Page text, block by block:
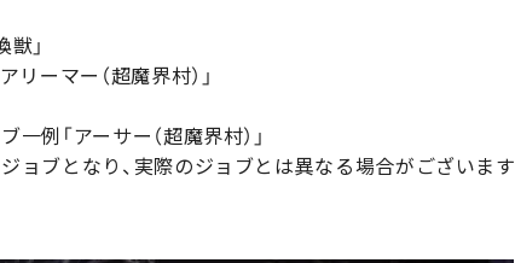
」
リーマー（超魔界村）」
例「アーサー（超魔界村）」
ョブとなり、実際のジョブとは異なる場合がございます